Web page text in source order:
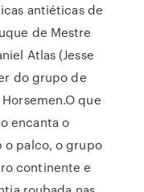
antiéticas de
de Mestre
Atlas (Jesse
do grupo de
que
encanta o
o palco, o grupo
continente e